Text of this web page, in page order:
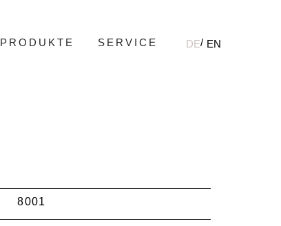
PRODUKTE SERVICE DE EN
8001